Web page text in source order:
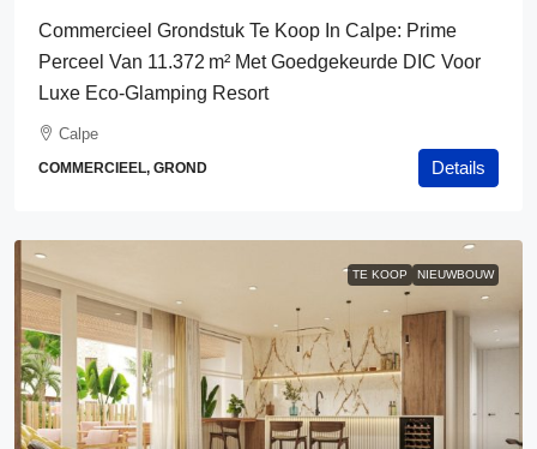
Commercieel Grondstuk Te Koop In Calpe: Prime
Perceel Van 11.372 M² Met Goedgekeurde DIC Voor
Luxe Eco‑glamping Resort
Calpe
COMMERCIEEL, GROND Details
TE KOOP NIEUWBOUW